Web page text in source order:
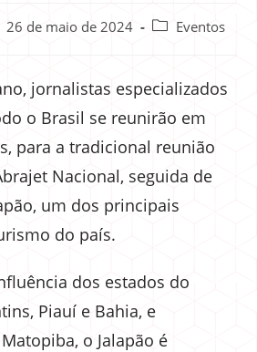
26 de maio de 2024 Eventos
jornalistas especializados
o Brasil se reunirão em
para a tradicional reunião
Nacional, seguida de
um dos principais
do país.
dos estados do
Piauí e Bahia, e
o Jalapão é